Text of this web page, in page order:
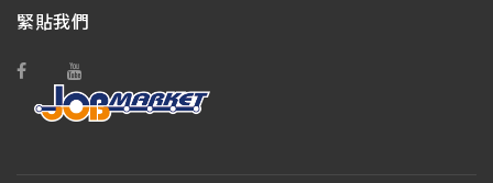
緊貼我們